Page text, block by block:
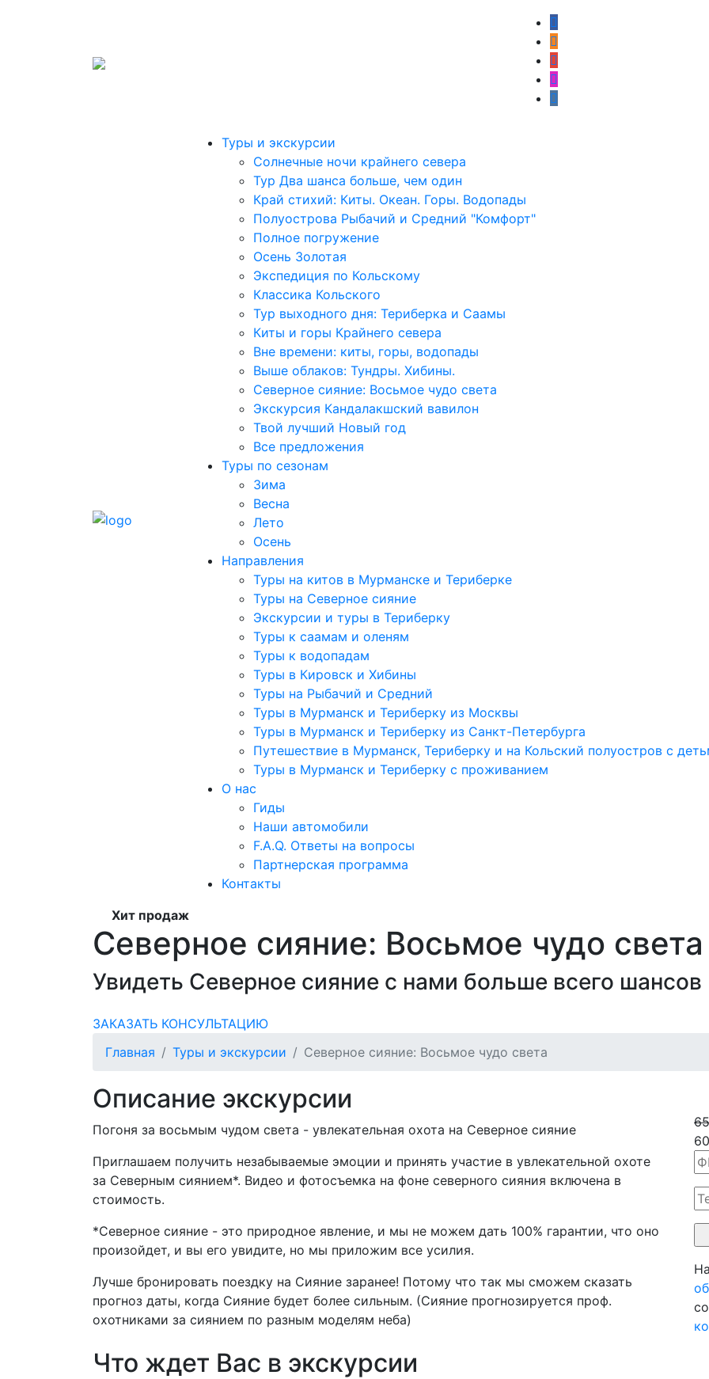
Туры и экскурсии
Солнечные ночи крайнего севера
Тур Два шанса больше, чем один
Край стихий: Киты. Океан. Горы. Водопады
Полуострова Рыбачий и Средний "Комфорт"
Полное погружение
Осень Золотая
Экспедиция по Кольскому
Классика Кольского
Тур выходного дня: Териберка и Саамы
Киты и горы Крайнего севера
Вне времени: киты, горы, водопады
Выше облаков: Тундры. Хибины.
Северное сияние: Восьмое чудо света
Экскурсия Кандалакшский вавилон
Твой лучший Новый год
Все предложения
Туры по сезонам
Зима
Весна
Лето
Осень
Направления
Туры на китов в Мурманске и Териберке
Туры на Северное сияние
Экскурсии и туры в Териберку
Туры к саамам и оленям
Туры к водопадам
Туры в Кировск и Хибины
Туры на Рыбачий и Средний
Туры в Мурманск и Териберку из Москвы
Туры в Мурманск и Териберку из Санкт-Петербурга
Путешествие в Мурманск, Териберку и на Кольский полуостров с
Туры в Мурманск и Териберку с проживанием
О нас
Гиды
Наши автомобили
F.A.Q. Ответы на вопросы
Партнерская программа
Контакты
Хит продаж
Северное сияние: Восьмое чудо света
Увидеть Северное сияние с нами больше всего шансов
ЗАКАЗАТЬ КОНСУЛЬТАЦИЮ
Главная
Туры и экскурсии Северное сияние: Восьмое чудо света
Описание экскурсии
Погоня за восьмым чудом света - увлекательная охота на Северное сияние
Приглашаем получить незабываемые эмоции и принять участие в увлекательной охоте
за Северным сиянием*. Видео и фотосъемка на фоне северного сияния включена в
стоимость.
*Северное сияние - это природное явление, и мы не можем дать 100% гарантии, что оно
произойдет, и вы его увидите, но мы приложим все усилия.
Лучше бронировать поездку на Сияние заранее! Потому что так мы сможем сказать
прогноз даты, когда Сияние будет более сильным. (Сияние прогнозируется проф.
охотниками за сиянием по разным моделям неба)
Что ждет Вас в экскурсии